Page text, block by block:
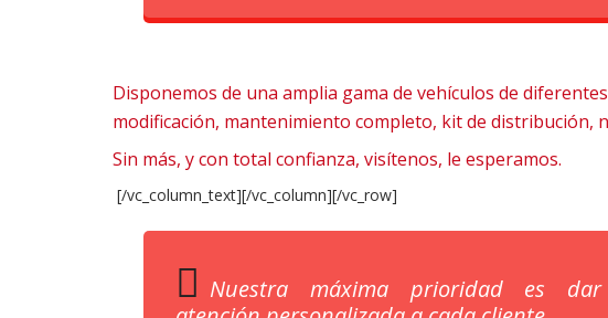
Disponemos de una amplia gama de vehículos de
modificación, mantenimiento completo, kit de distribución,
Sin más, y con total confianza, visítenos, le esperamos.
[/vc_column_text][/vc_column][/vc_row]
Nuestra máxima prioridad es